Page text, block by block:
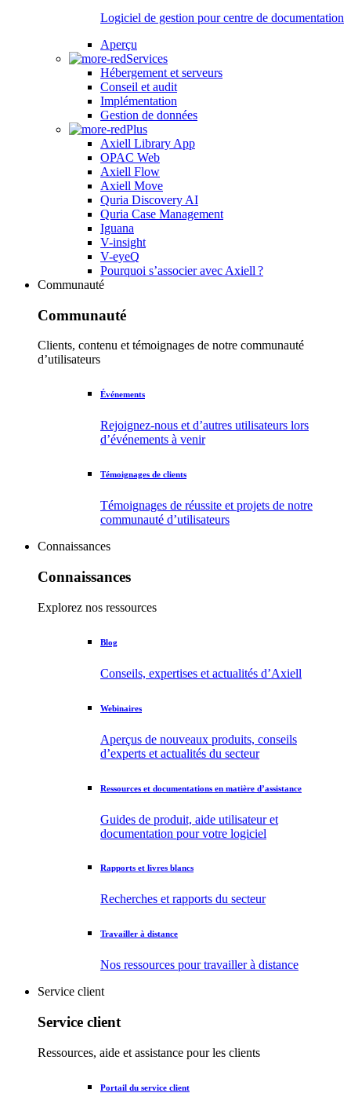
Logiciel de gestion pour centre de documentation
Aperçu
Services
Hébergement et serveurs
Conseil et audit
Implémentation
Gestion de données
Plus
Axiell Library App
OPAC Web
Axiell Flow
Axiell Move
Quria Discovery AI
Quria Case Management
Iguana
V-insight
V-eyeQ
Pourquoi s’associer avec Axiell ?
Communauté
Communauté
Clients, contenu et témoignages de notre communauté
d’utilisateurs
Événements
Rejoignez-nous et d’autres utilisateurs lors
d’événements à venir
Témoignages de clients
Témoignages de réussite et projets de notre
communauté d’utilisateurs
Connaissances
Connaissances
Explorez nos ressources
Blog
Conseils, expertises et actualités d’Axiell
Webinaires
Aperçus de nouveaux produits, conseils
d’experts et actualités du secteur
Ressources et documentations en matière d’assistance
Guides de produit, aide utilisateur et
documentation pour votre logiciel
Rapports et livres blancs
Recherches et rapports du secteur
Travailler à distance
Nos ressources pour travailler à distance
Service client
Service client
Ressources, aide et assistance pour les clients
Portail du service client